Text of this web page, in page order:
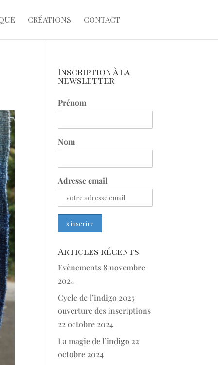
CRÉATIONS CONTACT
Inscription à la
newsletter
Prénom
Nom
Adresse email
Articles récents
Evènements8 novembre
2024
Cycle de l’indigo 2025
ouverture des inscriptions
22 octobre 2024
La magie de l’indigo 22
octobre 2024